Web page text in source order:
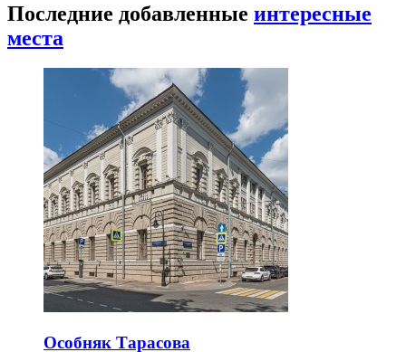
Последние добавленные интересные
места
Особняк Тарасова